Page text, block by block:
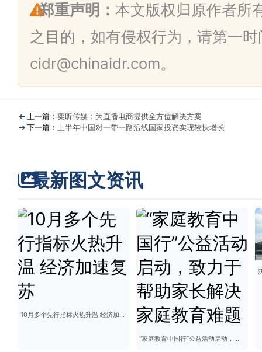
郑重声明： 本文版权归原作者所
之目的，如有侵权行为，请第一
cidr@chinaidr.com。
上一篇： 奕昕传媒：为直播电商提供全方位解决方案
下一篇：
上半年中国对一带一路沿线国家投资实现较快增长
最新图文资讯
10月多个先行指标火热升温 经济加速复苏
“家庭教育中国行”公益活动启动，致力于帮助家长解决家庭教育难题